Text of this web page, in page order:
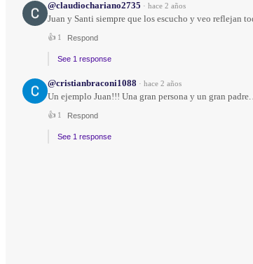
@claudiochariano2735 · hace 2 años
Juan y Santi siempre que los escucho y veo reflejan
👍 1 Respond
See 1 response
@cristianbraconi1088 · hace 2 años
Un ejemplo Juan!!! Una gran persona y un gran padre.
👍 1 Respond
See 1 response